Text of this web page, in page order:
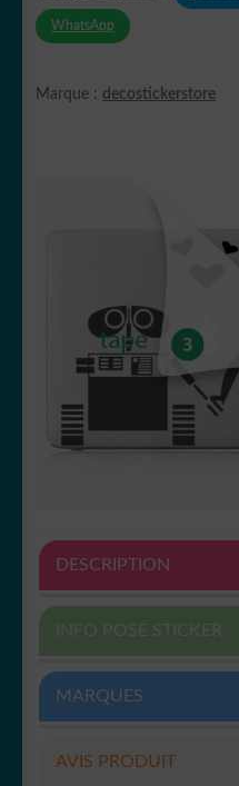
WhatsApp
Marque : decostickerstore
DESCRIPTION
INFO POSE STICKER
MARQUES
AVIS PRODUIT